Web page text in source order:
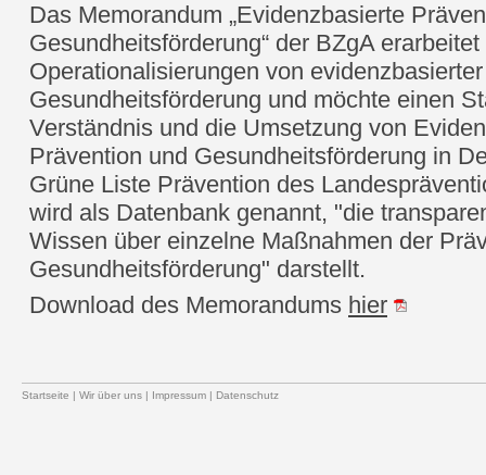
Das Memorandum „Evidenzbasierte
Gesundheitsförderung“ der BZgA
Operationalisierungen von
Gesundheitsförderung und möchte einen
Verständnis und die Umsetzung von
Prävention und Gesundheitsförderung in
Grüne Liste Prävention des
wird als Datenbank genannt, "die
Wissen über einzelne Maßnahmen der
Gesundheitsförderung" darstellt.
Download des Memorandums hier
Startseite | Wir über uns | Impressum | Datenschutz